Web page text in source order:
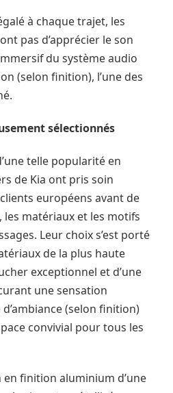
à chaque trajet, les
pas d’apprécier le son
du système audio
(selon finition), l’une des
sélectionnés
telle popularité en
de Kia ont pris soin
européens avant de
matériaux et les motifs
Leur choix s’est porté
de la plus haute
exceptionnel et d’une
une sensation
d’ambiance (selon finition)
convivial pour tous les
finition aluminium d’une